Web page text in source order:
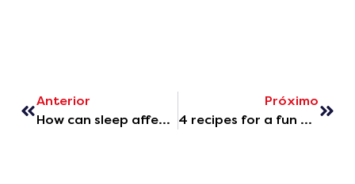
Anterior
How can sleep affect diabetes control?
Próximo
4 recipes for a fun and nutritious Children's Day